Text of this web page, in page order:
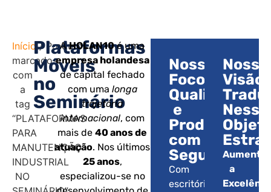
Início / Produtos
marcados
com
a
tag
“PLATAFORMAS
PARA
MANUTENÇÃO
INDUSTRIAL
NO
Plataformas
Móveis
no
Seminário
AHOLAN10é uma
empresa holandesa
de capital fechado
com uma longa
trajetória
internacional, com
mais de40 anos de
atuação. Nos últimos
25 anos,
especializou-se no
Nosso
Foco:
Qualidade
e
com
Segurança.
Com
escritórios
Nossa
Visão:
Aumentar
a